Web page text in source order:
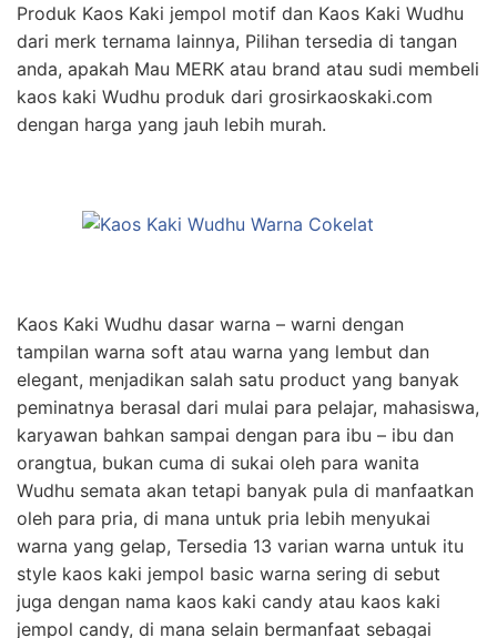
Produk Kaos Kaki jempol motif dan Kaos Kaki Wudhu
dari merk ternama lainnya, Pilihan tersedia di tangan
anda, apakah Mau MERK atau brand atau sudi membeli
kaos kaki Wudhu produk dari grosirkaoskaki.com
dengan harga yang jauh lebih murah.
Kaos Kaki Wudhu dasar warna – warni dengan
tampilan warna soft atau warna yang lembut dan
elegant, menjadikan salah satu product yang banyak
peminatnya berasal dari mulai para pelajar, mahasiswa,
karyawan bahkan sampai dengan para ibu – ibu dan
orangtua, bukan cuma di sukai oleh para wanita
Wudhu semata akan tetapi banyak pula di manfaatkan
oleh para pria, di mana untuk pria lebih menyukai
warna yang gelap, Tersedia 13 varian warna untuk itu
style kaos kaki jempol basic warna sering di sebut
juga dengan nama kaos kaki candy atau kaos kaki
jempol candy, di mana selain bermanfaat sebagai